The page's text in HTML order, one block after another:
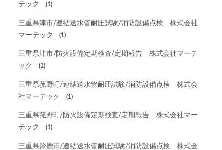
テック
(1)
三重県津市/連結送水管耐圧試験/消防設備点検 株式会社
マーテック
(1)
三重県津市/防火設備定期検査/定期報告 株式会社マーテ
ック
(1)
三重県菰野町/連結送水管耐圧試験/消防設備点検 株式会
社マーテック
(1)
三重県菰野町/防火設備定期検査/定期報告 株式会社マー
テック
(1)
三重県鈴鹿市/連結送水管耐圧試験/消防設備点検 株式会